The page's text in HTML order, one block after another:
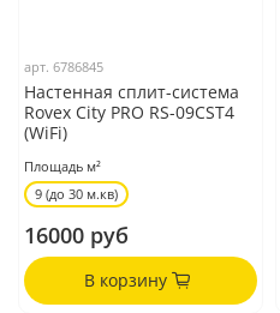
арт.6786845
Настенная сплит-система
Rovex City PRO RS-09CST4
(WiFi)
Площадь м²
9 (до 30 м.кв)
16000 руб
В корзину